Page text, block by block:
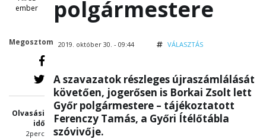
ember
Megosztom
Olvasási
idő
2perc
polgármestere
2019. október 30. - 09:44 VÁLASZTÁS
A szavazatok részleges újraszámlálását
követően, jogerősen is Borkai Zsolt lett
Győr polgármestere – tájékoztatott
Ferenczy Tamás, a Győri Ítélőtábla
szóvivője.